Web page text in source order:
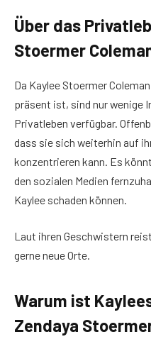
Über das
Stoermer
Da Kaylee Stoermer
präsent ist, sind nur wenige
Privatleben verfügbar.
dass sie sich weiterhin auf
konzentrieren kann. Es
den sozialen Medien
Kaylee schaden können.
Laut ihren Geschwistern
gerne neue Orte.
Warum ist
Zendaya